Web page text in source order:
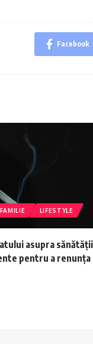
Facebook
FAMILIE
LIFESTYLE
asupra
pentru a renunța